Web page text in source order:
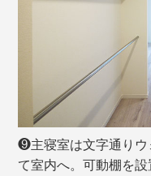
❾主寝室は文字通り
て室内へ。可動棚を設